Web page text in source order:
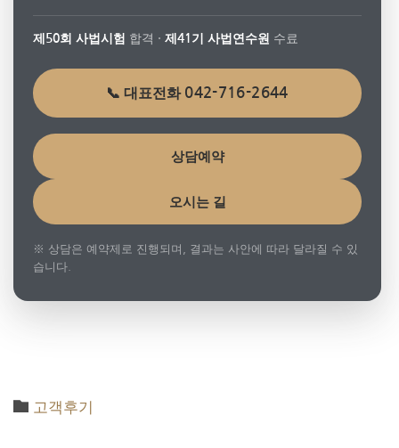
제50회 사법시험 합격 · 제41기 사법연수원 수료
📞 대표전화 042-716-2644
상담예약
오시는 길
※ 상담은 예약제로 진행되며, 결과는 사안에 따라 달라질 수 있
습니다.
 Category
고객후기